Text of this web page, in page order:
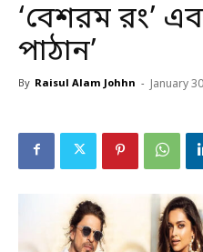
‘বেশরম রং’
পাঠান’
By Raisul Alam Johhn - January